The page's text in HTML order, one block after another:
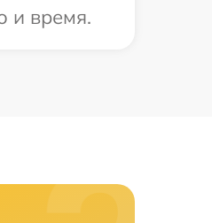
и время.